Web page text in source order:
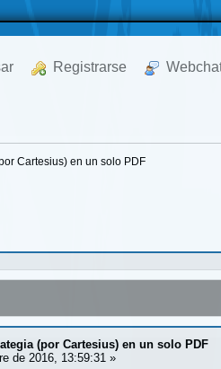
Registrarse
Cartesius) en un solo PDF
(por Cartesius) en un solo PDF
de 2016, 13:59:31 »